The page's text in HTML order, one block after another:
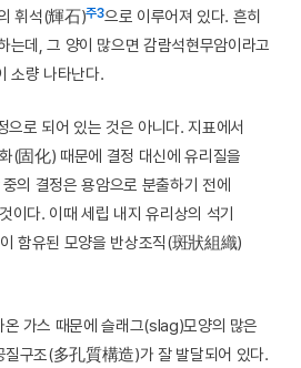
휘석(輝石)주3으로 이루어져 있다. 흔히
는데, 그 양이 많으면 감람석현무암이라고
소량 나타난다.
으로 되어 있는 것은 아니다. 지표에서
(固化) 때문에 결정 대신에 유리질을
의 결정은 용암으로 분출하기 전에
이다. 이때 세립 내지 유리상의 석기
함유된 모양을 반상조직(斑狀組織)
가스 때문에 슬래그(slag)모양의 많은
질구조(多孔質構造)가 잘 발달되어 있다.